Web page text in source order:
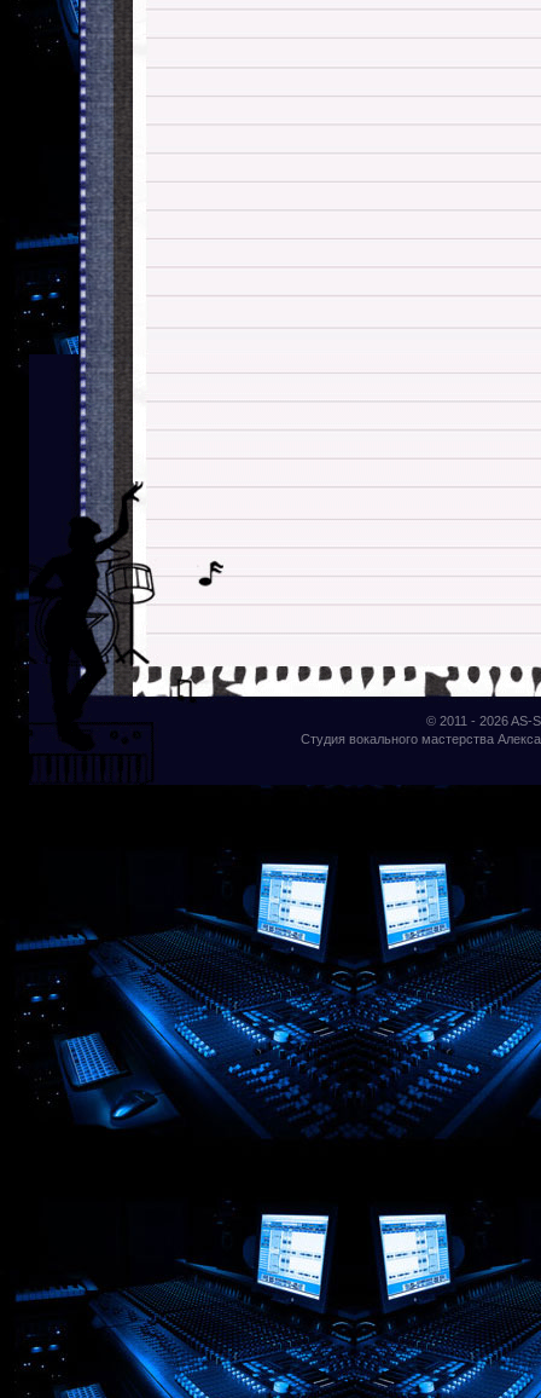
© 2011 - 2026AS-
Студия вокального мастерства